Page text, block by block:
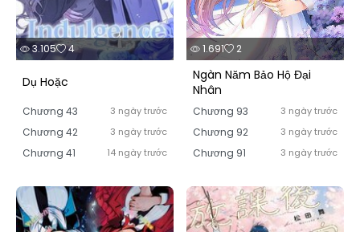
3.105 4
Dụ Hoặc
Chương 43 3 ngày trước
Chương 42 3 ngày trước
Chương 41 14 ngày trước
1.691 2
Ngàn Năm Bảo Hộ Đại
Nhân
Chương 93 3 ngày trước
Chương 92 3 ngày trước
Chương 91 3 ngày trước